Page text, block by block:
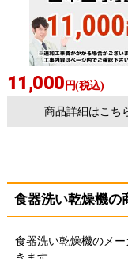
11,000 円(税込)
商品詳細はこち
食器洗い乾燥機の
食器洗い乾燥機のメ